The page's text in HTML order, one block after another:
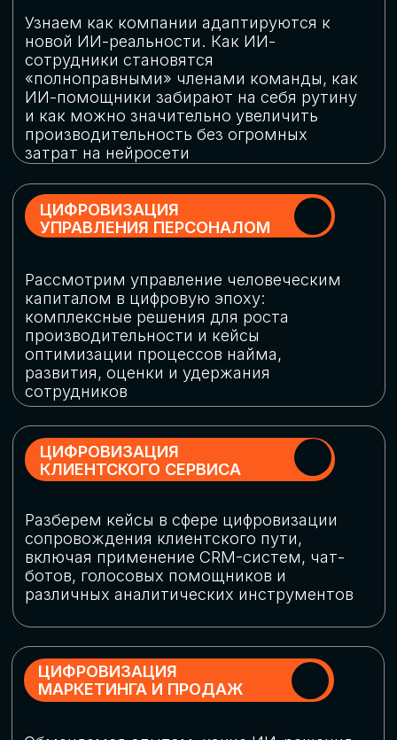
огромную статью затрат
ОБЛАЧНЫЕ ТЕХНОЛОГИИ
Подискутируем, какие облачные решения
существуют на рынке и почему
использование мультиоблачных моделей
не только снижает затраты, но и
«пересборки» бизнес-моделей
СКАЧАТЬ
ПРОГРАММУ
КОНФЕРЕНЦИИ
Оставьте заявку, мы направим вам
программу конференции
СКАЧАТЬ ПРОГРАММУ
СПИКЕРЫ
СТАТЬ СПИКЕРОМ
В конференции участвовали более 120 спикеров